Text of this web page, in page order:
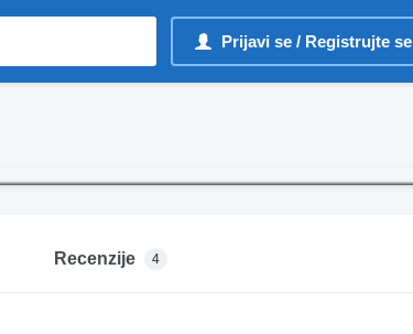
Prijavi se / Registrujte se
Recenzije 4